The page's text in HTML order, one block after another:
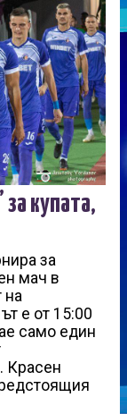
купата,
за
мач в
на
е от 15:00
само един
Красен